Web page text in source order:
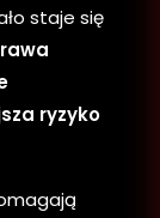
staje się
ryzyko